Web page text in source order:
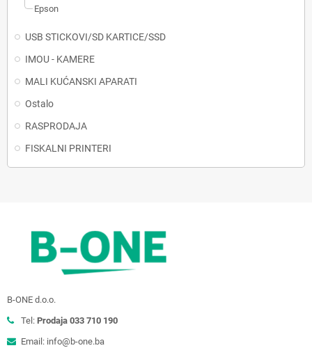
Epson
USB STICKOVI/SD KARTICE/SSD
IMOU - KAMERE
MALI KUĆANSKI APARATI
Ostalo
RASPRODAJA
FISKALNI PRINTERI
B-ONE d.o.o.
Tel: Prodaja 033 710 190
Email: info@b-one.ba